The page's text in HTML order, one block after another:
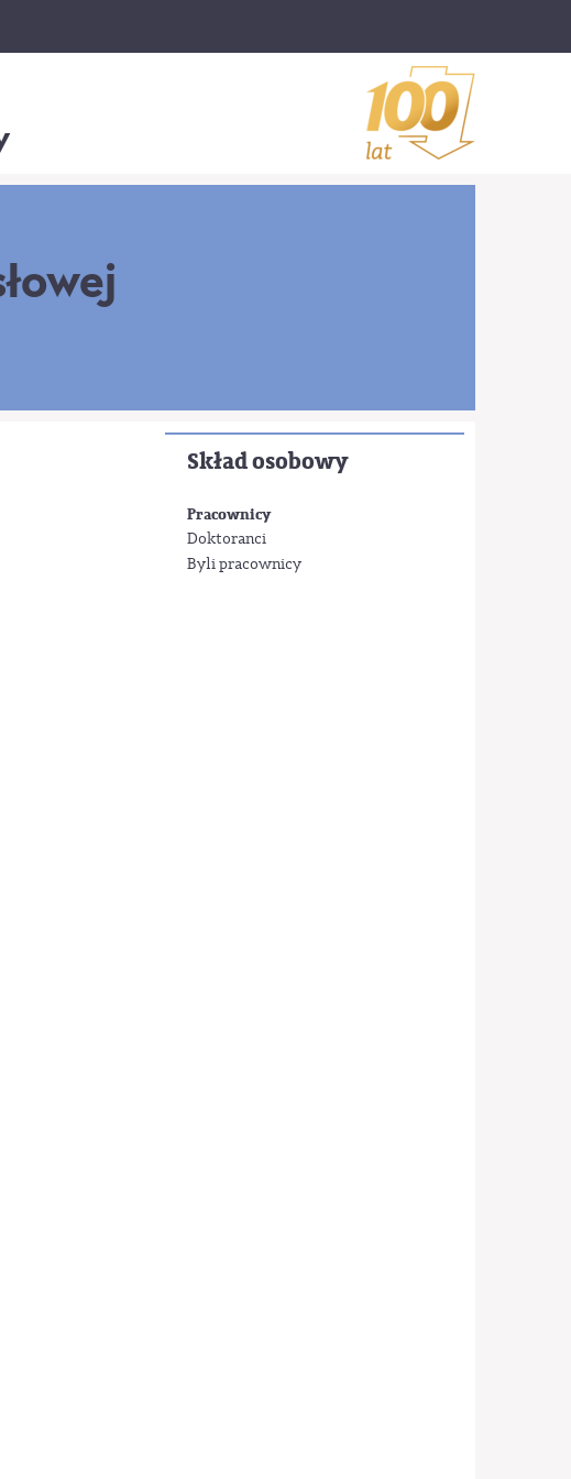
Skład osobowy
Pracownicy
Doktoranci
Byli pracownicy